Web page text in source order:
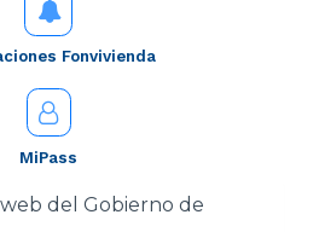
Fonvivienda
MiPass
del Gobierno de